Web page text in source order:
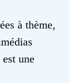
à thème,
une